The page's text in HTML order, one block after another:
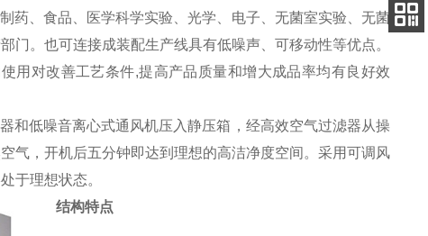
药、食品、医学科学实验、光学、电子、无菌室实验、无菌
。也可连接成装配生产线具有低噪声、可移动性等优点。
用对改善工艺条件,提高产品质量和增大成品率均有良好效
和低噪音离心式通风机压入静压箱，经高效空气过滤器从操
气，开机后五分钟即达到理想的高洁净度空间。采用可调风
于理想状态。
结构特点
客服
电话